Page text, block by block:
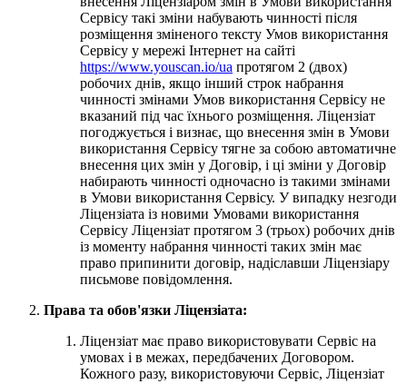
Сервісу такі зміни набувають чинності після
розміщення зміненого тексту Умов використання
Сервісу у мережі Інтернет на сайті
https://www.youscan.io/ua протягом 2 (двох)
робочих днів, якщо інший строк набрання
чинності змінами Умов використання Сервісу не
вказаний під час їхнього розміщення. Ліцензіат
погоджується і визнає, що внесення змін в Умови
використання Сервісу тягне за собою автоматичне
внесення цих змін у Договір, і ці зміни у Договір
набирають чинності одночасно із такими змінами
в Умови використання Сервісу. У випадку незгоди
Ліцензіата із новими Умовами використання
Сервісу Ліцензіат протягом 3 (трьох) робочих днів
із моменту набрання чинності таких змін має
право припинити договір, надіславши Ліцензіару
письмове повідомлення.
Права та обов'язки Ліцензіата:
Ліцензіат має право використовувати Сервіс на
умовах і в межах, передбачених Договором.
Кожного разу, використовуючи Сервіс, Ліцензіат